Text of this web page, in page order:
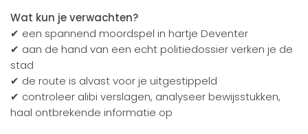
Wat kun je verwachten?
✔ een spannend moordspel in hartje Deventer
✔ aan de hand van een echt politiedossier verken je de
stad
✔ de route is alvast voor je uitgestippeld
✔ controleer alibi verslagen, analyseer bewijsstukken,
haal ontbrekende informatie op